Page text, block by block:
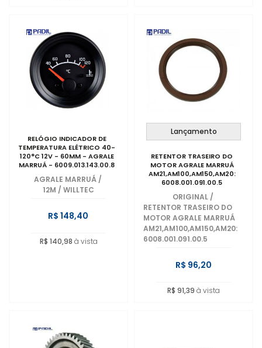
RELÓGIO INDICADOR DE
TEMPERATURA ELÉTRICO 40-
120°C 12V - 60MM - AGRALE
MARRUÁ - 6009.013.143.00.8
AGRALE MARRUÁ /
12M / WILLTEC
R$ 148,40
R$ 140,98 à vista
Lançamento
RETENTOR TRASEIRO DO
MOTOR AGRALE MARRUÁ
AM21,AM100,AM150,AM20:
6008.001.091.00.5
ORIGINAL /
RETENTOR TRASEIRO DO
MOTOR AGRALE MARRUÁ
AM21,AM100,AM150,AM20:
6008.001.091.00.5
R$ 96,20
R$ 91,39 à vista